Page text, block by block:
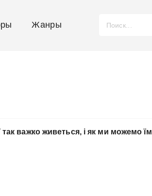
Жанры
важко живеться, і як ми можемо їм